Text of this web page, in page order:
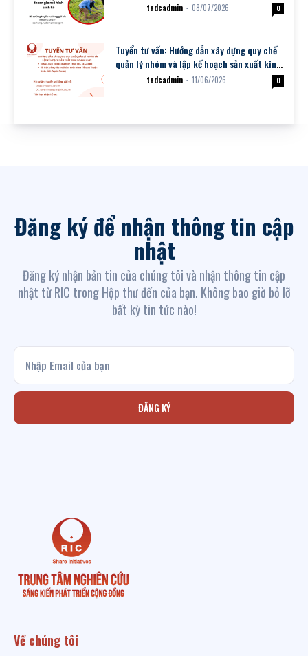
tadcadmin - 08/07/2026 0
Tuyển tư vấn: Hướng dẫn xây dựng quy chế
quản lý nhóm và lập kế hoạch sản xuất kinh
doanh cho: (i) NSK nuôi...
tadcadmin - 11/06/2026 0
Đăng ký để nhận thông tin cập
nhật
Đăng ký nhận bản tin của chúng tôi và nhận thông tin cập
nhật từ RIC trong Hộp thư đến của bạn. Không bao giờ bỏ lỡ
bất kỳ tin tức nào!
ĐĂNG KÝ
Về chúng tôi